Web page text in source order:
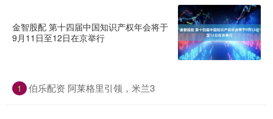
金智股配 第十四届中国知识产权年会将于
9月11日至12日在京举行
1 伯乐配资 阿莱格里引领，米兰3